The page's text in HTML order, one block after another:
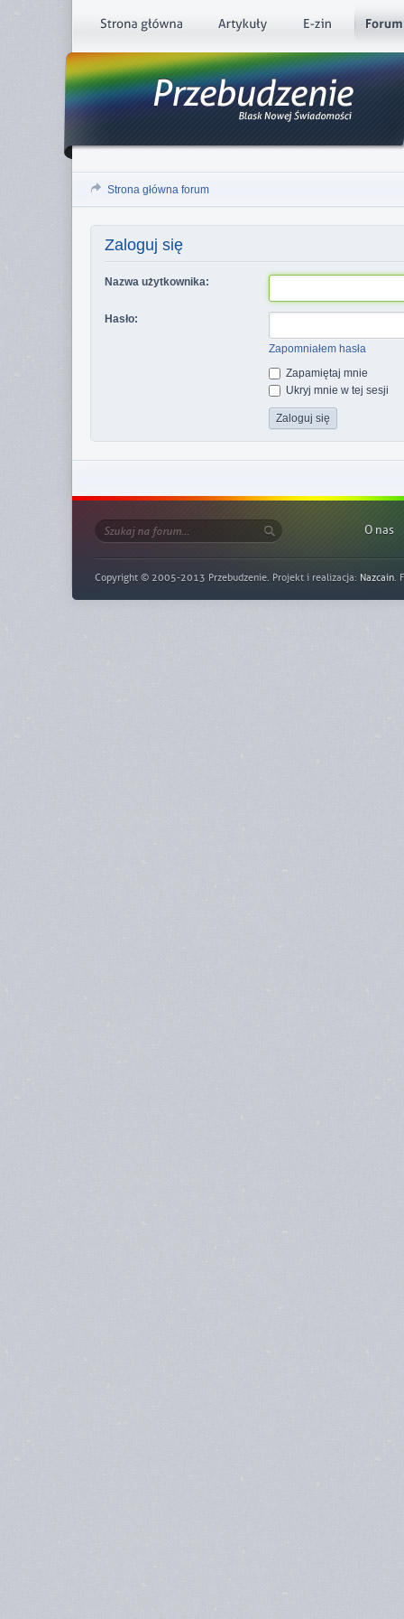
Strona główna forum
Zaloguj się
Nazwa użytkownika:
Hasło:
Zapomniałem hasła
Zapamiętaj mnie
Ukryj mnie w tej sesji
O nas
Copyright © 2005-2013 Przebudzenie. Projekt i realizacja: Nazcain.